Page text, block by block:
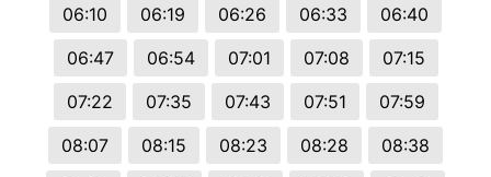
06:10 06:19 06:26 06:33
06:40
06:47
06:54 07:01 07:08
07:15
07:22
07:35 07:43 07:51
07:59
08:07
08:15 08:23 08:28
08:38